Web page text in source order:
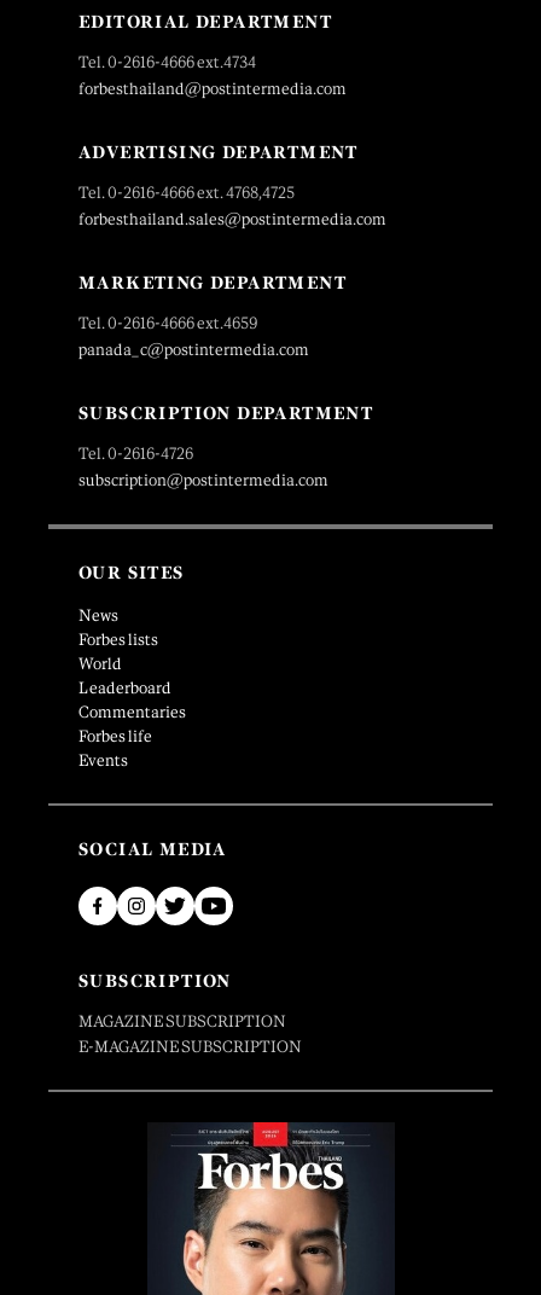
EDITORIAL DEPARTMENT
Tel. 0-2616-4666 ext.4734
forbesthailand@postintermedia.com
ADVERTISING DEPARTMENT
Tel. 0-2616-4666 ext. 4768,4725
forbesthailand.sales@postintermedia.com
MARKETING DEPARTMENT
Tel. 0-2616-4666 ext.4659
panada_c@postintermedia.com
SUBSCRIPTION DEPARTMENT
Tel. 0-2616-4726
subscription@postintermedia.com
OUR SITES
News
Forbes lists
World
Leaderboard
Commentaries
Forbes life
Events
SOCIAL MEDIA
SUBSCRIPTION
MAGAZINE SUBSCRIPTION
E-MAGAZINE SUBSCRIPTION